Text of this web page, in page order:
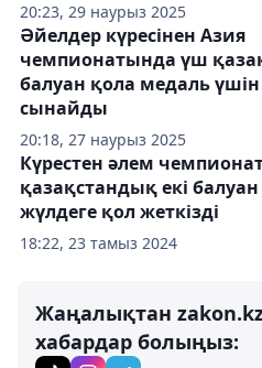
20:23, 29 наурыз 2025
20:18, 27 наурыз 2025
Әйелдер күресінен Азия
чемпионатында үш
балуан қола медаль
сынайды
18:22, 23 тамыз 2024
Күрестен әлем
қазақстандық екі
жүлдеге қол жеткізді
Жаңалықтан
хабардар болыңыз: